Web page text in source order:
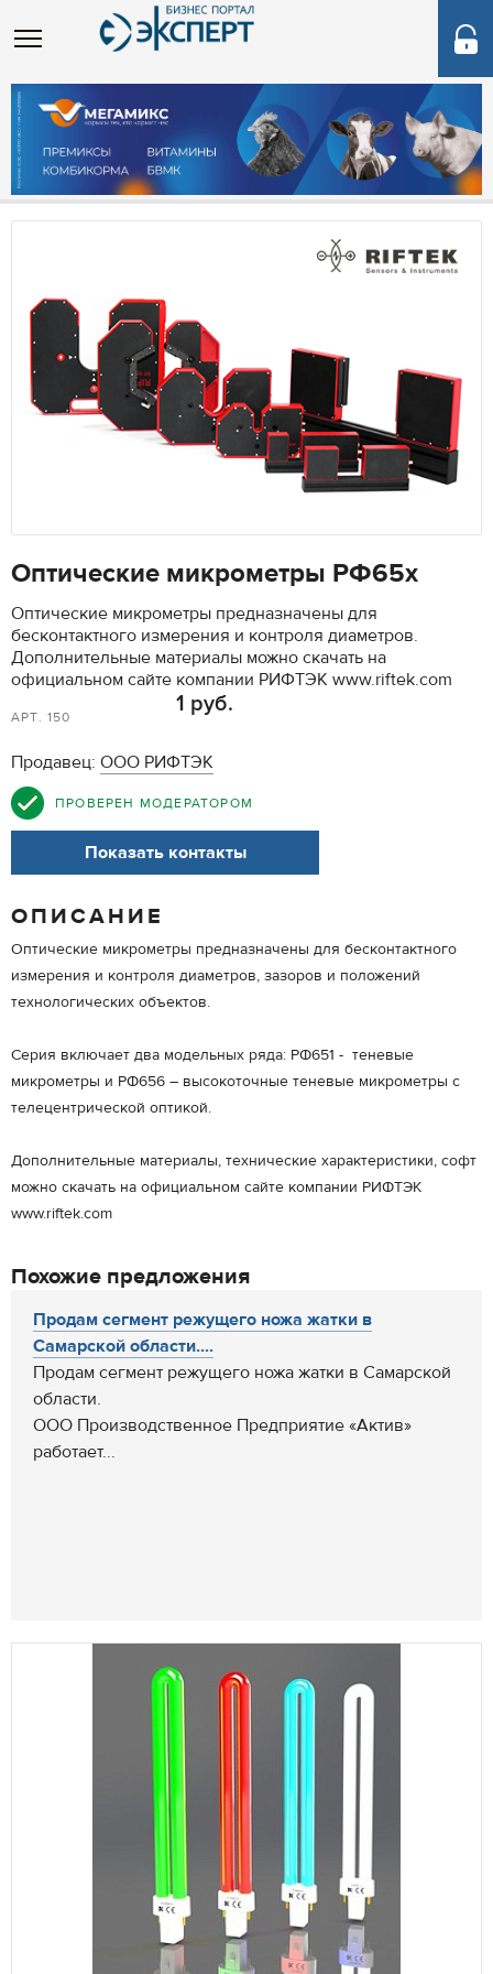
Оптические микрометры РФ65х
Оптические микрометры предназначены для
бесконтактного измерения и контроля диаметров.
Дополнительные материалы можно скачать на
официальном сайте компании РИФТЭК www.riftek.com
АРТ. 150 1 руб.
Продавец: ООО РИФТЭК
ПРОВЕРЕН МОДЕРАТОРОМ
Показать контакты
ОПИСАНИЕ
Оптические микрометры предназначены для бесконтактного
измерения и контроля диаметров, зазоров и положений
технологических объектов.
Серия включает два модельных ряда: РФ651 - теневые
микрометры и РФ656 – высокоточные теневые микрометры с
телецентрической оптикой.
Дополнительные материалы, технические характеристики, софт
можно скачать на официальном сайте компании РИФТЭК
www.riftek.com
Похожие предложения
Продам сегмент режущего ножа жатки в
Самарской области....
Продам сегмент режущего ножа жатки в Самарской
области.
ООО Производственное Предприятие «Актив»
работает...